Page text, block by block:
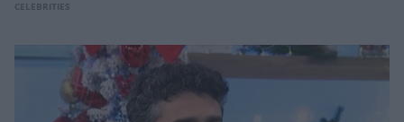
CELEBRITIES